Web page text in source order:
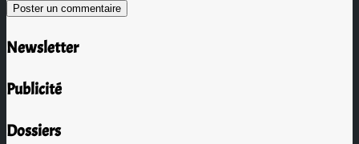
Newsletter
Publicité
Dossiers